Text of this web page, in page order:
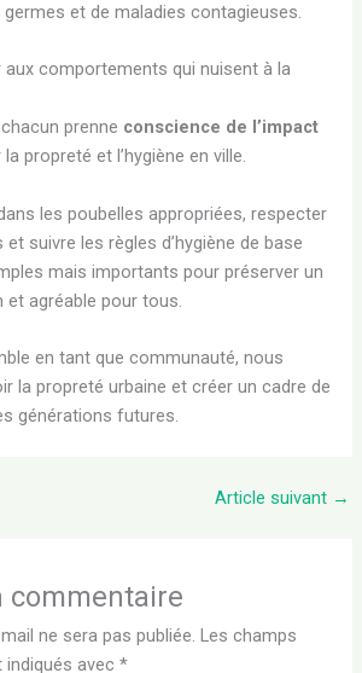
et de maladies contagieuses.
aux comportements qui nuisent à la
prenne conscience de l’impact
la propreté et l’hygiène en ville.
les poubelles appropriées, respecter
suivre les règles d’hygiène de base
mais importants pour préserver un
et agréable pour tous.
en tant que communauté, nous
la propreté urbaine et créer un cadre de
générations futures.
Article suivant →
commentaire
ne sera pas publiée. Les champs
indiqués avec*